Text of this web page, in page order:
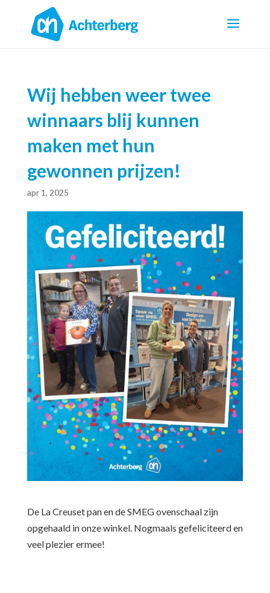
Wij hebben weer twee
winnaars blij kunnen
maken met hun
gewonnen prijzen!
apr 1, 2025
De La Creuset pan en de SMEG ovenschaal zijn
opgehaald in onze winkel. Nogmaals gefeliciteerd en
veel plezier ermee!